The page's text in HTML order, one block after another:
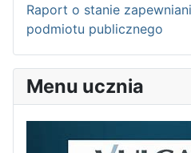
Raport o stanie
podmiotu publicznego
Menu ucznia